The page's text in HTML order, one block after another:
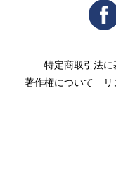
特定商取引法に
著作権について